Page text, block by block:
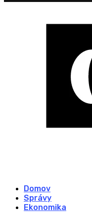
Domov
Správy
Ekonomika